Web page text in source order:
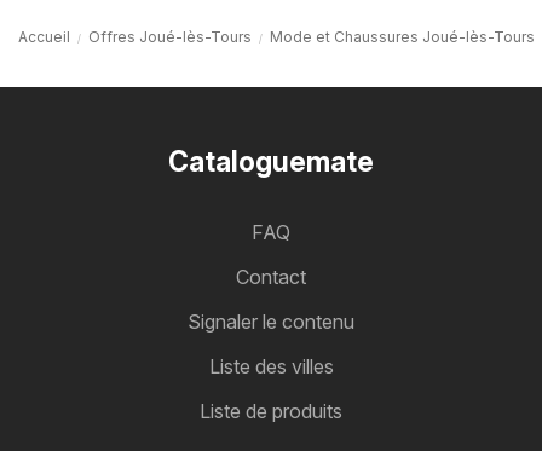
Accueil Offres Joué-lès-Tours Mode et Chaussures Joué-lès-Tours
Cataloguemate
FAQ
Contact
Signaler le contenu
Liste des villes
Liste de produits